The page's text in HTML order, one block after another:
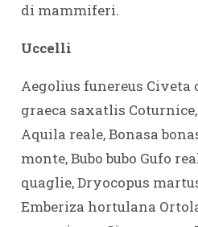
di mammiferi.
Uccelli
Aegolius funereus Civeta
graeca saxatlis
Aquila reale, Bonasa
monte, Bubo bubo Gufo
quaglie, Dryocopus
Emberiza hortulana